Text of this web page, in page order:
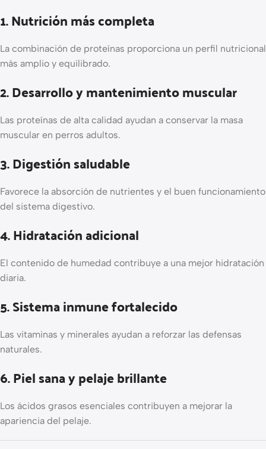
1. Nutrición más completa
La combinación de proteínas proporciona un perfil nutricional
más amplio y equilibrado.
2. Desarrollo y mantenimiento muscular
Las proteínas de alta calidad ayudan a conservar la masa
muscular en perros adultos.
3. Digestión saludable
Favorece la absorción de nutrientes y el buen funcionamiento
del sistema digestivo.
4. Hidratación adicional
El contenido de humedad contribuye a una mejor hidratación
diaria.
5. Sistema inmune fortalecido
Las vitaminas y minerales ayudan a reforzar las defensas
naturales.
6. Piel sana y pelaje brillante
Los ácidos grasos esenciales contribuyen a mejorar la
apariencia del pelaje.